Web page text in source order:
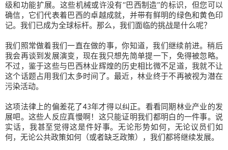
级和功能扩展。这些机械或许没有“巴西制造”的标识，但您可以
确信，它们代表着巴西的卓越成就，并带有鲜明的绿色和黄色印
记。我们已成为全球标杆。那么，我们面临的挑战是什么呢？
我们照常做着我们一直在做的事，你知道，我们继续前进。稍后
我会再谈到发展演变，现在我只想先简单提一下，免得被忽略。
不过，鉴于这些与巴西林业辉煌的历史相比微不足道，我就不让
这个话题占用我们太多时间了。最近，林业终于不再被视为潜在
污染活动。
这项法律上的偏差花了43年才得以纠正。看看同期林业产业的发
展吧。这些人反应真慢啊！这只能证明我们都明白的一件事。说
实话，我甚至觉得这是件好事。无论形势如何，无论议员们如
何，无论公共政策如何（或者缺乏政策），我们都将继续发展。